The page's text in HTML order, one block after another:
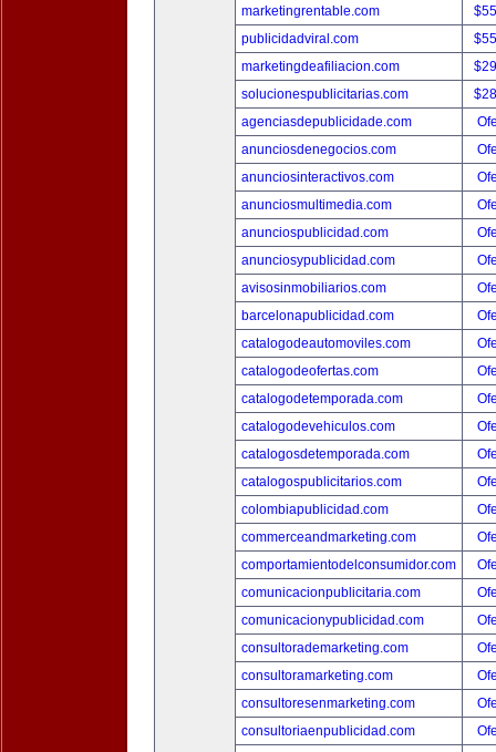
marketingrentable.com
publicidadviral.com
marketingdeafiliacion.com
solucionespublicitarias.com
agenciasdepublicidade.com
anunciosdenegocios.com
anunciosinteractivos.com
anunciosmultimedia.com
anunciospublicidad.com
anunciosypublicidad.com
avisosinmobiliarios.com
barcelonapublicidad.com
catalogodeautomoviles.com
catalogodeofertas.com
catalogodetemporada.com
catalogodevehiculos.com
catalogosdetemporada.com
catalogospublicitarios.com
colombiapublicidad.com
commerceandmarketing.com
comportamientodelconsumidor.com
comunicacionpublicitaria.com
comunicacionypublicidad.com
consultorademarketing.com
consultoramarketing.com
consultoresenmarketing.com
consultoriaenpublicidad.com